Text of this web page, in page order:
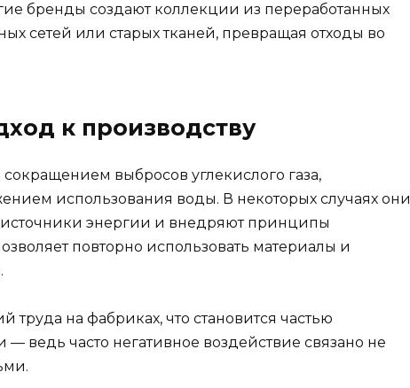
бренды создают коллекции из переработанных
сетей или старых тканей, превращая отходы во
к производству
выбросов углекислого газа,
использования воды. В некоторых случаях они
энергии и внедряют принципы
повторно использовать материалы и
труда на фабриках, что становится частью
— ведь часто негативное воздействие связано не